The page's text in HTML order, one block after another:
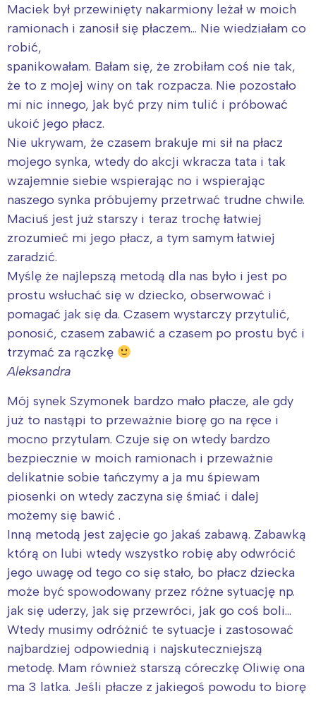
Maciek był przewinięty nakarmiony leżał w moich
ramionach i zanosił się płaczem… Nie wiedziałam co
robić,
spanikowałam. Bałam się, że zrobiłam coś nie tak,
że to z mojej winy on tak rozpacza. Nie pozostało
mi nic innego, jak być przy nim tulić i próbować
ukoić jego płacz.
Nie ukrywam, że czasem brakuje mi sił na płacz
mojego synka, wtedy do akcji wkracza tata i tak
wzajemnie siebie wspierając no i wspierając
naszego synka próbujemy przetrwać trudne chwile.
Maciuś jest już starszy i teraz trochę łatwiej
zrozumieć mi jego płacz, a tym samym łatwiej
zaradzić.
Myślę że najlepszą metodą dla nas było i jest po
prostu wsłuchać się w dziecko, obserwować i
pomagać jak się da. Czasem wystarczy przytulić,
ponosić, czasem zabawić a czasem po prostu być i
trzymać za rączkę
Aleksandra
Mój synek Szymonek bardzo mało płacze, ale gdy
już to nastąpi to przeważnie biorę go na ręce i
mocno przytulam. Czuje się on wtedy bardzo
bezpiecznie w moich ramionach i przeważnie
delikatnie sobie tańczymy a ja mu śpiewam
piosenki on wtedy zaczyna się śmiać i dalej
możemy się bawić .
Inną metodą jest zajęcie go jakaś zabawą. Zabawką
którą on lubi wtedy wszystko robię aby odwrócić
jego uwagę od tego co się stało, bo płacz dziecka
może być spowodowany przez różne sytuację np.
jak się uderzy, jak się przewróci, jak go coś boli…
Wtedy musimy odróżnić te sytuacje i zastosować
najbardziej odpowiednią i najskuteczniejszą
metodę. Mam również starszą córeczkę Oliwię ona
ma 3 latka. Jeśli płacze z jakiegoś powodu to biorę
Interesują mnie wydarzenia z
tego regionu:
Warszawa
Łódź
Śląsk
Kraków